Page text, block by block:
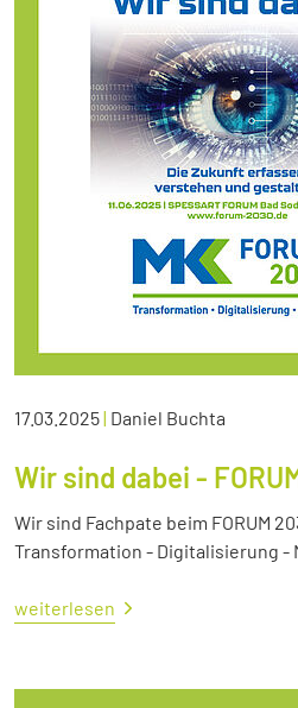
17.03.2025| Daniel Buchta
Wir sind dabei -
Wir sind Fachpate beim FORUM
Transformation - Digitalisierung -
weiterlesen